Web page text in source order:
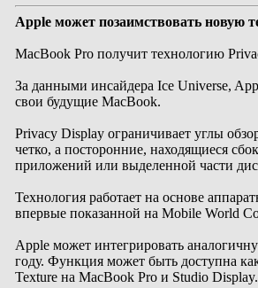
Apple может позаимствовать новую
MacBook Pro получит технологию
За данными инсайдера Ice Universe,
свои будущие MacBook.
Privacy Display ограничивает углы
четко, а посторонние, находящиеся
приложений или выделенной части
Технология работает на основе
впервые показанной на Mobile World
Apple может интегрировать
году. Функция может быть доступна
Texture на MacBook Pro и Studio Display.